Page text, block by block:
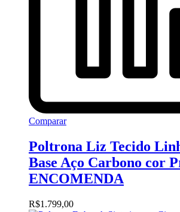
Comparar
Poltrona Liz Tecido
Base Aço Carbono cor
ENCOMENDA
R$1.799,00